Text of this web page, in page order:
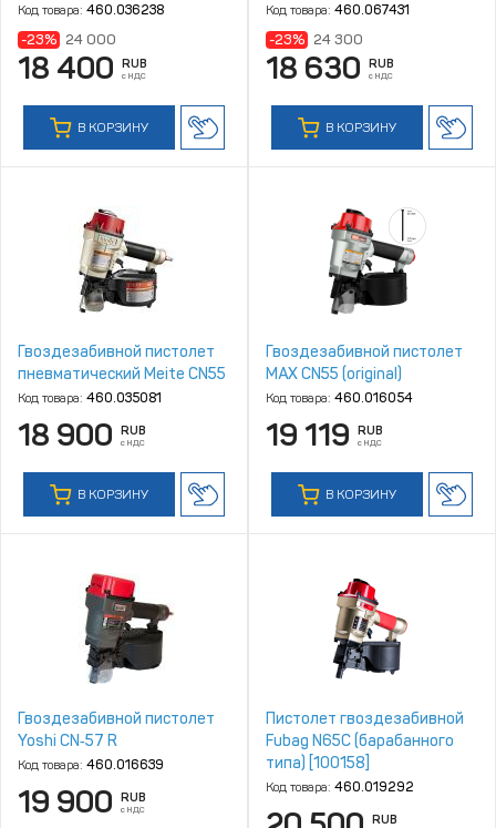
Код товара: 460.036238
-23% 24 000
18 400 RUB
с НДС
В КОРЗИНУ
Код товара: 460.067431
-23% 24 300
18 630 RUB
с НДС
В КОРЗИНУ
Гвоздезабивной пистолет
пневматический Meite CN55
Код товара: 460.035081
18 900 RUB
с НДС
В КОРЗИНУ
Гвоздезабивной пистолет
MAX CN55 (original)
Код товара: 460.016054
19 119 RUB
с НДС
В КОРЗИНУ
Гвоздезабивной пистолет
Yoshi CN‑57 R
Код товара: 460.016639
19 900 RUB
с НДС
Пистолет гвоздезабивной
Fubag N65C (барабанного
типа) [100158]
Код товара: 460.019292
RUB